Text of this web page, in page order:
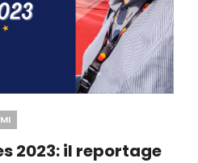
2023: il reportage